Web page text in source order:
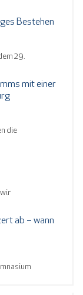
Bestehen
29.
mit einer
die
ab – wann